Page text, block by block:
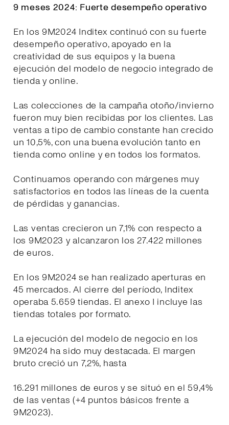
9 meses 2024: Fuerte desempeño operativo
En los 9M2024 Inditex continuó con su fuerte
desempeño operativo, apoyado en la
creatividad de sus equipos y la buena
ejecución del modelo de negocio integrado de
tienda y online.
Las colecciones de la campaña otoño/invierno
fueron muy bien recibidas por los clientes. Las
ventas a tipo de cambio constante han crecido
un 10,5%, con una buena evolución tanto en
tienda como online y en todos los formatos.
Continuamos operando con márgenes muy
satisfactorios en todos las líneas de la cuenta
de pérdidas y ganancias.
Las ventas crecieron un 7,1% con respecto a
los 9M2023 y alcanzaron los 27.422 millones
de euros.
En los 9M2024 se han realizado aperturas en
45 mercados. Al cierre del período, Inditex
operaba 5.659 tiendas. El anexo I incluye las
tiendas totales por formato.
La ejecución del modelo de negocio en los
9M2024 ha sido muy destacada. El margen
bruto creció un 7,2%, hasta
16.291 millones de euros y se situó en el 59,4%
de las ventas (+4 puntos básicos frente a
9M2023).